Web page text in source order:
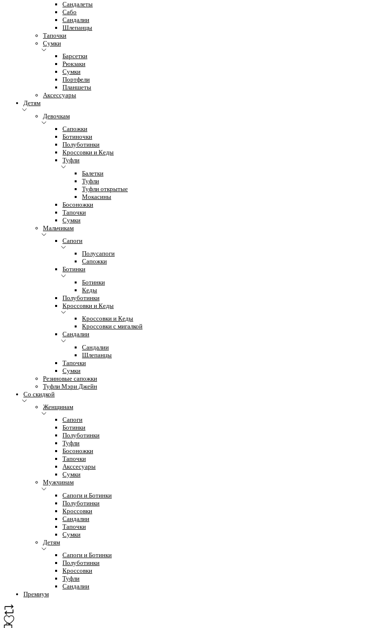
Сандалеты
Сабо
Сандалии
Шлепанцы
Тапочки
Сумки
Барсетки
Рюкзаки
Сумки
Портфели
Планшеты
Аксессуары
Детям
Девочкам
Сапожки
Ботиночки
Полуботинки
Кроссовки и Кеды
Туфли
Балетки
Туфли
Туфли открытые
Мокасины
Босоножки
Тапочки
Сумки
Мальчикам
Сапоги
Полусапоги
Сапожки
Ботинки
Ботинки
Кеды
Полуботинки
Кроссовки и Кеды
Кроссовки и Кеды
Кроссовки с мигалкой
Сандалии
Сандалии
Шлепанцы
Тапочки
Сумки
Резиновые сапожки
Туфли Мэри Джейн
Со скидкой
Женщинам
Сапоги
Ботинки
Полуботинки
Туфли
Босоножки
Тапочки
Акссесуары
Сумки
Мужчинам
Сапоги и Ботинки
Полуботинки
Кроссовки
Сандалии
Тапочки
Сумки
Детям
Сапоги и Ботинки
Полуботинки
Кроссовки
Туфли
Сандалии
Премиум